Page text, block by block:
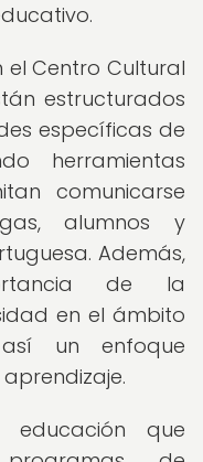
el Centro Cultural
estructurados
específicas de
herramientas
comunicarse
alumnos y
Además,
de la
en el ámbito
un enfoque
educación que